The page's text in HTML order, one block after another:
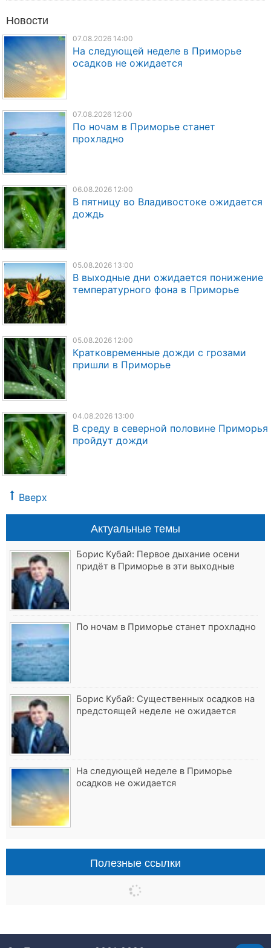
Новости
07.08.2026 14:00
На следующей неделе в Приморье
осадков не ожидается
07.08.2026 12:00
По ночам в Приморье станет
прохладно
06.08.2026 12:00
В пятницу во Владивостоке ожидается
дождь
05.08.2026 13:00
В выходные дни ожидается понижение
температурного фона в Приморье
05.08.2026 12:00
Кратковременные дожди с грозами
пришли в Приморье
04.08.2026 13:00
В среду в северной половине Приморья
пройдут дожди
Вверх
Актуальные темы
Борис Кубай: Первое дыхание осени
придёт в Приморье в эти выходные
По ночам в Приморье станет прохладно
Борис Кубай: Существенных осадков на
предстоящей неделе не ожидается
На следующей неделе в Приморье
осадков не ожидается
Полезные ссылки